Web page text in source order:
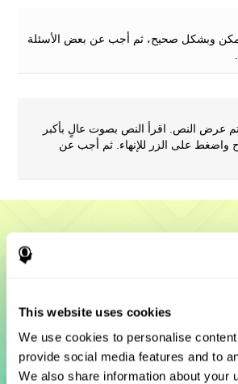
This website uses cookies
We use cookies to personalise
provide social media features and to
We also share information about your
وبشكل صحيح، ثم أجب عن بعض الأسئلة
عرض النص. اقرأ النص بصوت عالٍ بأكبر
على الزر للإنهاء. ثم أجب عن